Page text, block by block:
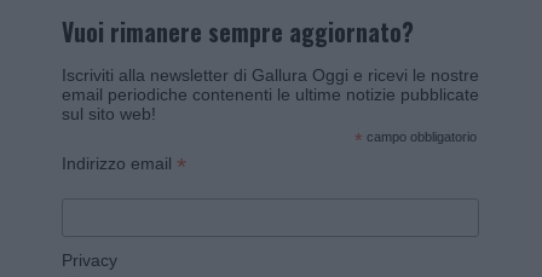
Vuoi rimanere sempre aggiornato?
Iscriviti alla newsletter di Gallura Oggi e ricevi le nostre
email periodiche contenenti le ultime notizie pubblicate
sul sito web!
* campo obbligatorio
Indirizzo email *
Privacy